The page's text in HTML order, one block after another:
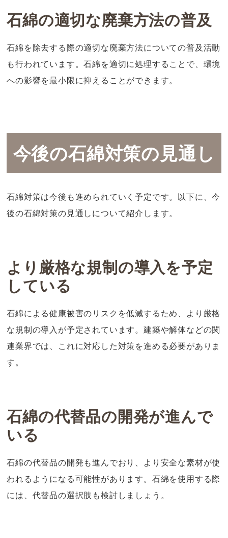
石綿の適切な廃棄方法の普及
石綿を除去する際の適切な廃棄方法についての普及活動
も行われています。石綿を適切に処理することで、環境
への影響を最小限に抑えることができます。
今後の石綿対策の見通し
石綿対策は今後も進められていく予定です。以下に、今
後の石綿対策の見通しについて紹介します。
より厳格な規制の導入を予定
している
石綿による健康被害のリスクを低減するため、より厳格
な規制の導入が予定されています。建築や解体などの関
連業界では、これに対応した対策を進める必要がありま
す。
石綿の代替品の開発が進んで
いる
石綿の代替品の開発も進んでおり、より安全な素材が使
われるようになる可能性があります。石綿を使用する際
には、代替品の選択肢も検討しましょう。